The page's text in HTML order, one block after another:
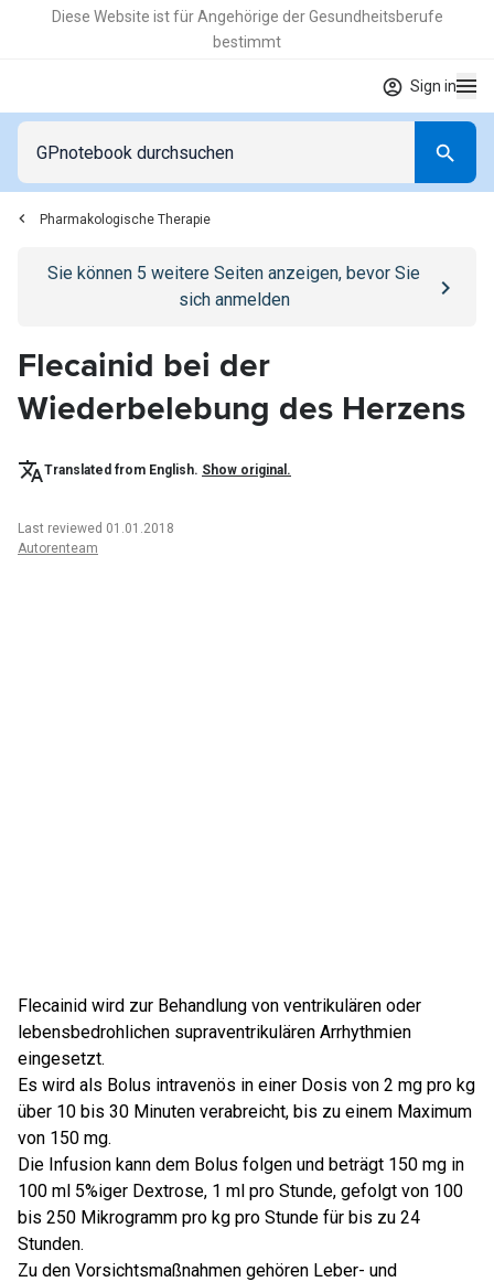
Diese Website ist für Angehörige der Gesundheitsberufe
bestimmt
Sign in
Pharmakologische Therapie
Go to/anmeldenpage
Sie können 5 weitere Seiten anzeigen, bevor Sie
sich anmelden
Flecainid bei der
Wiederbelebung des Herzens
Translated from English. Show original.
Last reviewed 01.01.2018
Autorenteam
Flecainid wird zur Behandlung von ventrikulären oder
lebensbedrohlichen supraventrikulären Arrhythmien
eingesetzt.
Es wird als Bolus intravenös in einer Dosis von 2 mg pro kg
über 10 bis 30 Minuten verabreicht, bis zu einem Maximum
von 150 mg.
Die Infusion kann dem Bolus folgen und beträgt 150 mg in
100 ml 5%iger Dextrose, 1 ml pro Stunde, gefolgt von 100
bis 250 Mikrogramm pro kg pro Stunde für bis zu 24
Stunden.
Zu den Vorsichtsmaßnahmen gehören Leber- und